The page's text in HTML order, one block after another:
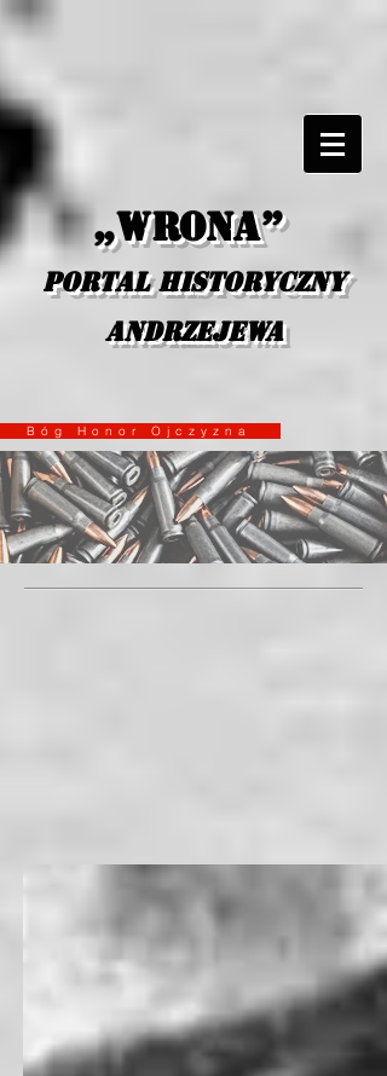
„Wrona”
portal historyczny
Andrzejewa
Honor Ojczyzna